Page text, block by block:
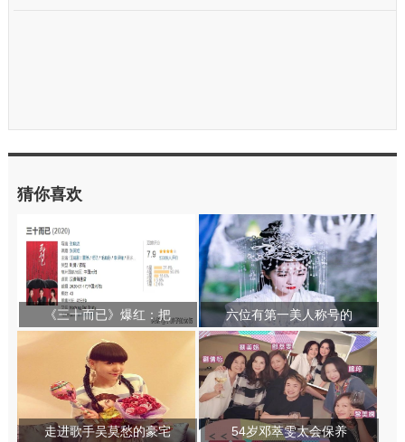
猜你喜欢
《三十而已》爆红：把 六位有第一美人称号的
走进歌手吴莫愁的豪宅 54岁邓萃雯太会保养